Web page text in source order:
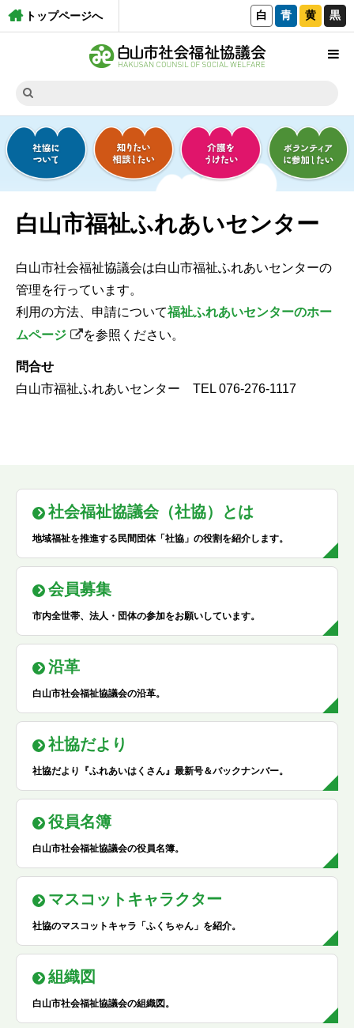
トップページへ 白 青 黄 黒
白山市福祉ふれあいセンター
白山市社会福祉協議会は白山市福祉ふれあいセンターの
管理を行っています。
利用の方法、申請について福祉ふれあいセンターのホー
ムページ
を参照ください。
問合せ
白山市福祉ふれあいセンター TEL 076-276-1117
社会福祉協議会（社協）とは
地域福祉を推進する民間団体「社協」の役割を紹介します。
会員募集
市内全世帯、法人・団体の参加をお願いしています。
沿革
白山市社会福祉協議会の沿革。
社協だより
社協だより『ふれあいはくさん』最新号＆バックナンバー。
役員名簿
白山市社会福祉協議会の役員名簿。
マスコットキャラクター
社協のマスコットキャラ「ふくちゃん」を紹介。
組織図
白山市社会福祉協議会の組織図。